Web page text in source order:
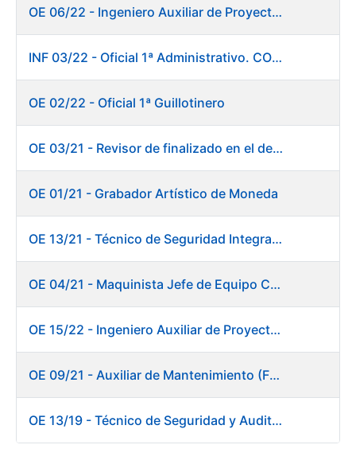
OE 06/22 - Ingeniero Auxiliar de Proyectos
INF 03/22 - Oficial 1ª Administrativo. CONSOLIDACIÓN EMPLEO TEMPORAL LARGA DURACIÓN
OE 02/22 - Oficial 1ª Guillotinero
OE 03/21 - Revisor de finalizado en el departamento Fábrica de Papel - Burgos
OE 01/21 - Grabador Artístico de Moneda
OE 13/21 - Técnico de Seguridad Integral (Centro de Trabajo de Burgos)
OE 04/21 - Maquinista Jefe de Equipo Corte y Enfajado
OE 15/22 - Ingeniero Auxiliar de Proyectos - DIT
OE 09/21 - Auxiliar de Mantenimiento (Fábrica de Papel)
OE 13/19 - Técnico de Seguridad y Auditoría Informática. Dirección de Sistemas de Información